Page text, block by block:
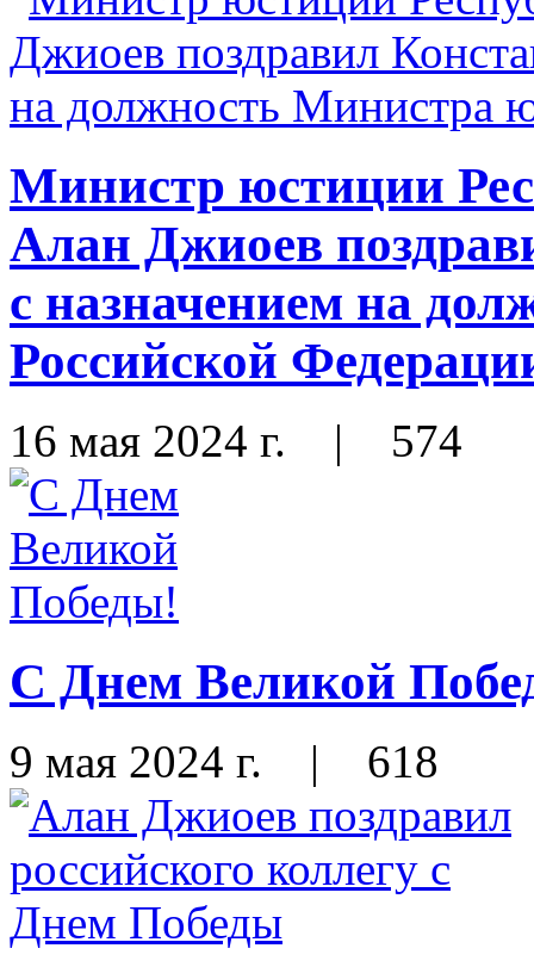
Министр юстиции
Алан Джиоев
с назначением на
Российской
16 мая 2024 г. | 574
С Днем Великой
9 мая 2024 г. | 618